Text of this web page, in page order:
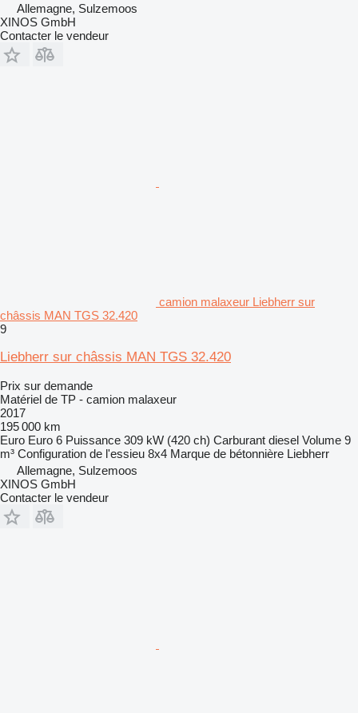
Allemagne, Sulzemoos
XINOS GmbH
Contacter le vendeur
camion malaxeur Liebherr sur
châssis MAN TGS 32.420
9
Liebherr sur châssis MAN TGS 32.420
Prix sur demande
Matériel de TP - camion malaxeur
2017
195 000 km
Euro Euro 6 Puissance 309 kW (420 ch) Carburant diesel Volume 9
m³ Configuration de l'essieu 8x4 Marque de bétonnière Liebherr
Allemagne, Sulzemoos
XINOS GmbH
Contacter le vendeur